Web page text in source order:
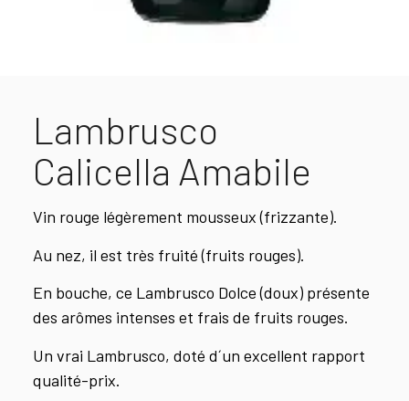
Lambrusco
Calicella Amabile
Vin rouge légèrement mousseux (frizzante).
Au nez, il est très fruité (fruits rouges).
En bouche, ce Lambrusco Dolce (doux) présente
des arômes intenses et frais de fruits rouges.
Un vrai Lambrusco, doté d´un excellent rapport
qualité-prix.